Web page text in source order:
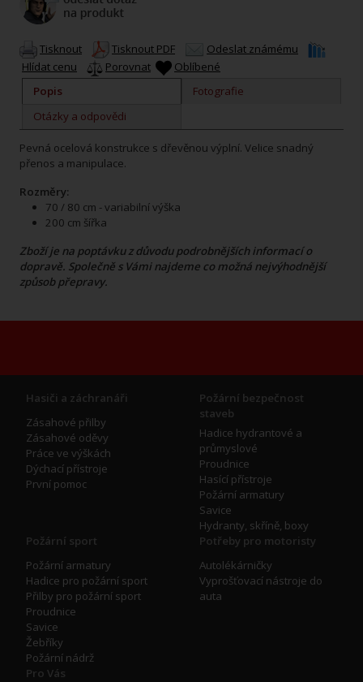
Tisknout Tisknout PDF
Odeslat známému
Hlídat cenu
Porovnat
Oblíbené
Popis
Fotografie
Otázky a odpovědi
Pevná ocelová konstrukce s dřevěnou výplní. Velice snadný
přenos a manipulace.
Rozměry:
70 / 80 cm - variabilní výška
200 cm šířka
Zboží je na poptávku z důvodu podrobnějších informací o
dopravě. Společně s Vámi najdeme co možná nejvýhodnější
způsob přepravy.
Hasiči a záchranáři
Zásahové přilby
Zásahové oděvy
Práce ve výškách
Dýchací přístroje
První pomoc
Požární bezpečnost
staveb
Hadice hydrantové a
průmyslové
Proudnice
Hasící přístroje
Požární armatury
Savice
Hydranty, skříně, boxy
Požární sport
Požární armatury
Hadice pro požární sport
Přilby pro požární sport
Proudnice
Savice
Žebříky
Požární nádrž
Potřeby pro motoristy
Autolékárničky
Vyprošťovací nástroje do
auta
Pro Vás